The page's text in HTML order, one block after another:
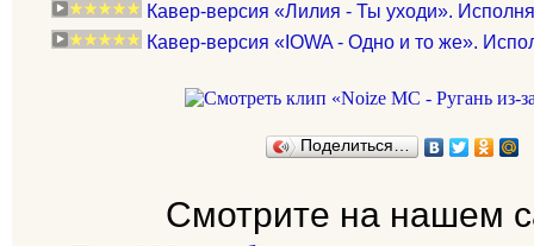
Кавер-версия «Лилия - Ты уходи».
Кавер-версия «IOWA - Одно и то же».
Поделиться…
Смотрите на нашем